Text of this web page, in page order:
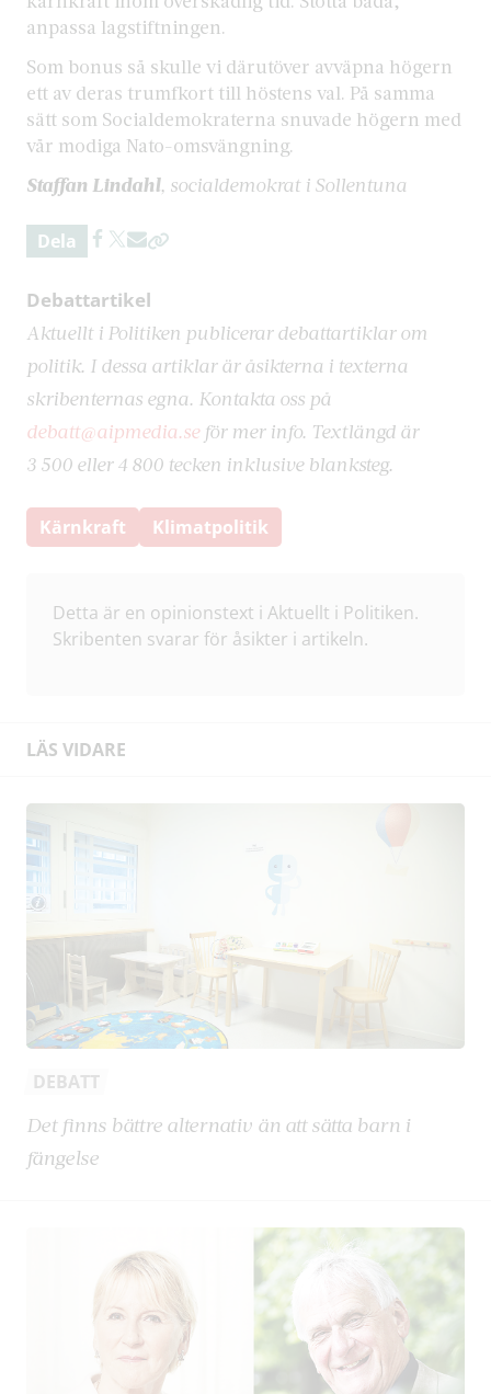
anpassa lagstiftningen.
Som bonus så skulle vi därutöver avväpna högern
ett av deras trumfkort till höstens val. På samma
sätt som Socialdemokraterna snuvade högern med
vår modiga Nato-omsvängning.
Staffan Lindahl, socialdemokrat i Sollentuna
Dela
Debattartikel
Aktuellt i Politiken publicerar debattartiklar om
politik. I dessa artiklar är åsikterna i texterna
skribenternas egna. Kontakta oss på
debatt@aipmedia.seför mer info. Textlängd är
3 500 eller 4 800 tecken inklusive blanksteg.
Kärnkraft Klimatpolitik
Detta är en opinionstext i Aktuellt i Politiken.
Skribenten svarar för åsikter i artikeln.
LÄS VIDARE
DEBATT
Det finns bättre alternativ än att sätta barn i
fängelse